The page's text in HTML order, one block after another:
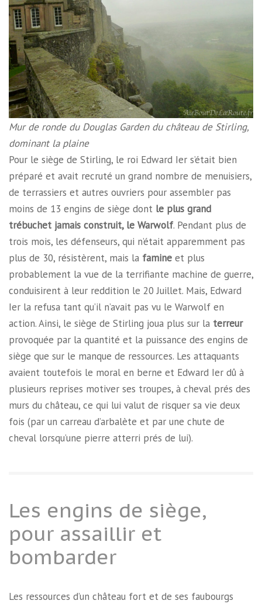
Mur de ronde du Douglas Garden du château de Stirling,
dominant la plaine
Pour le siège de Stirling, le roi Edward Ier s’était bien
préparé et avait recruté un grand nombre de menuisiers,
de terrassiers et autres ouvriers pour assembler pas
moins de 13 engins de siège dont le plus grand
trébuchet jamais construit, le Warwolf. Pendant plus de
trois mois, les défenseurs, qui n’était apparemment pas
plus de 30, résistèrent, mais la famine et plus
probablement la vue de la terrifiante machine de guerre,
conduisirent à leur reddition le 20 Juillet. Mais, Edward
Ier la refusa tant qu’il n’avait pas vu le Warwolf en
action. Ainsi, le siège de Stirling joua plus sur la terreur
provoquée par la quantité et la puissance des engins de
siège que sur le manque de ressources. Les attaquants
avaient toutefois le moral en berne et Edward Ier dû à
plusieurs reprises motiver ses troupes, à cheval prés des
murs du château, ce qui lui valut de risquer sa vie deux
fois (par un carreau d’arbalète et par une chute de
cheval lorsqu’une pierre atterri prés de lui).
Les engins de siège,
pour assaillir et
bombarder
Les ressources d’un château fort et de ses faubourgs